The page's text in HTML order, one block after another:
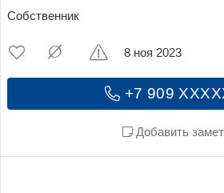
Собственник
+7 909
Добавить
8 ноя 2023